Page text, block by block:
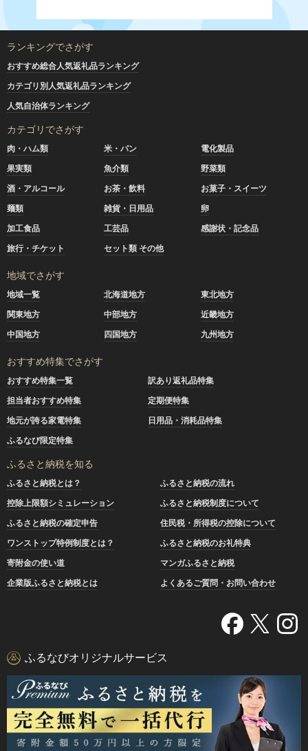
ランキングでさがす
おすすめ総合人気返礼品ランキング
カテゴリ別人気返礼品ランキング
人気自治体ランキング
カテゴリでさがす
肉・ハム類 米・パン
電化製品
果実類
魚介類
野菜類
酒・アルコール
お茶・飲料
お菓子・スイーツ
麺類
雑貨・日用品
卵
加工食品
工芸品
感謝状・記念品
旅行・チケット
セット類 その他
地域でさがす
地域一覧 北海道地方
東北地方
関東地方
中部地方
近畿地方
中国地方
四国地方 九州地方
おすすめ特集でさがす
おすすめ特集一覧
訳あり返礼品特集
担当者おすすめ特集
定期便特集
地元が誇る家電特集
日用品・消耗品特集
ふるなび限定特集
ふるさと納税を知る
ふるさと納税とは？
ふるさと納税の流れ
控除上限額シミュレーション
ふるさと納税制度について
ふるさと納税の確定申告
住民税・所得税の控除について
ワンストップ特例制度とは？
ふるさと納税のお礼特典
寄附金の使い道
マンガふるさと納税
企業版ふるさと納税とは
よくあるご質問・お問い合わせ
ふるなびオリジナルサービス